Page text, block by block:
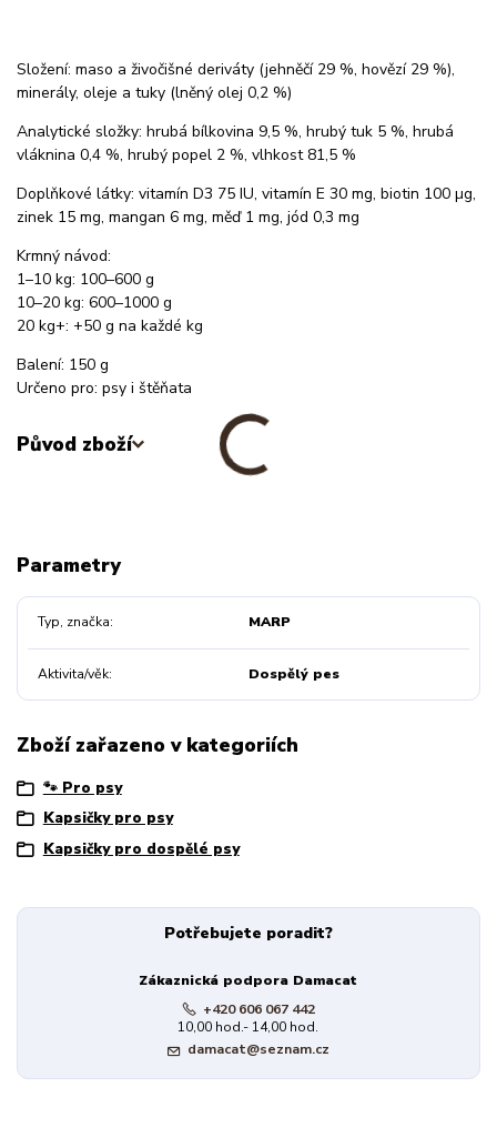
Složení: maso a živočišné deriváty (jehněčí 29 %, hovězí 29 %),
minerály, oleje a tuky (lněný olej 0,2 %)
Analytické složky: hrubá bílkovina 9,5 %, hrubý tuk 5 %, hrubá
vláknina 0,4 %, hrubý popel 2 %, vlhkost 81,5 %
Doplňkové látky: vitamín D3 75 IU, vitamín E 30 mg, biotin 100 µg,
zinek 15 mg, mangan 6 mg, měď 1 mg, jód 0,3 mg
Krmný návod:
1–10 kg: 100–600 g
10–20 kg: 600–1000 g
20 kg+: +50 g na každé kg
Balení: 150 g
Určeno pro: psy i štěňata
Původ zboží
Parametry
Typ, značka MARP
Aktivita/věk Dospělý pes
Zboží zařazeno v kategoriích
🐾 Pro psy
Kapsičky pro psy
Kapsičky pro dospělé psy
Potřebujete poradit?
Zákaznická podpora Damacat
+420 606 067 442
10,00 hod.- 14,00 hod.
damacat@seznam.cz